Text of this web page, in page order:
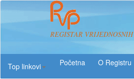
REGISTAR
Top linkovi
O Registru